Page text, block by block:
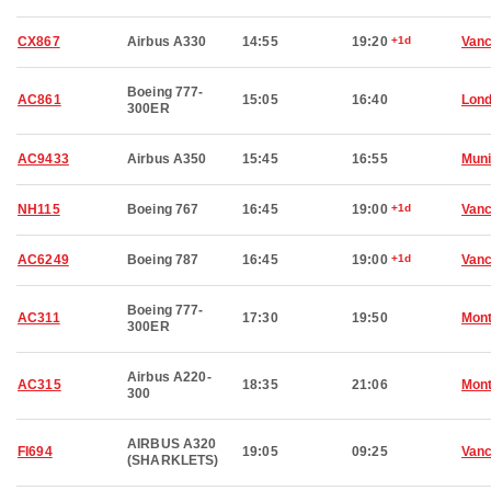
CX867 Airbus A330 14:55 19:20 +1d
AC861
Boeing 777-
300ER
15:05 16:40
AC9433 Airbus A350 15:45 16:55
NH115 Boeing 767 16:45 19:00 +1d
AC6249 Boeing 787 16:45 19:00 +1d
AC311
Boeing 777-
300ER
17:30 19:50
AC315
Airbus A220-
300
18:35 21:06
FI694
AIRBUS A320
(SHARKLETS)
19:05 09:25